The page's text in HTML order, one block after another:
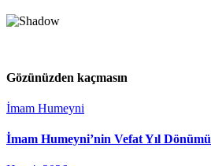
Gözünüzden kaçmasın
İmam Humeyni
İmam Humeyni’nin Vefat Yıl Dönümü